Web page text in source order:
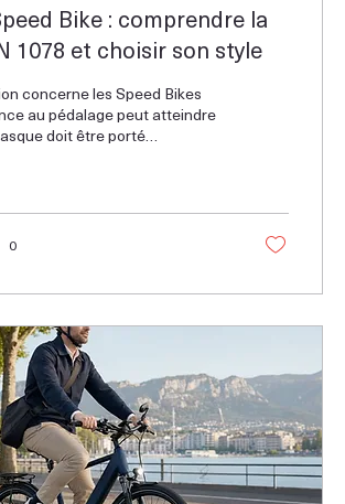
Bike : comprendre la
1078 et choisir son style
concerne les Speed Bikes
au pédalage peut atteindre
doit être porté
0